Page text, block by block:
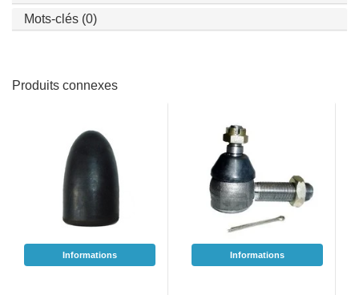
Mots-clés (0)
Produits connexes
Informations Informations